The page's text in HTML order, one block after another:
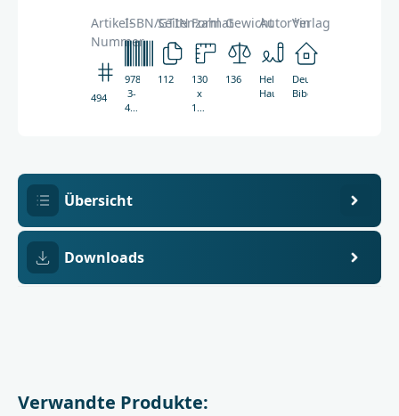
Artikel-
Nummer
4941
ISBN/GTIN
978-
3-
438-
Seitenzahl
112
Format
130
x
130
Gewicht
136g
Autor*in
Hellmut
Haug
Verlag
Deutsche
Bibelgesellschaft
Übersicht
Downloads
Verwandte Produkte: